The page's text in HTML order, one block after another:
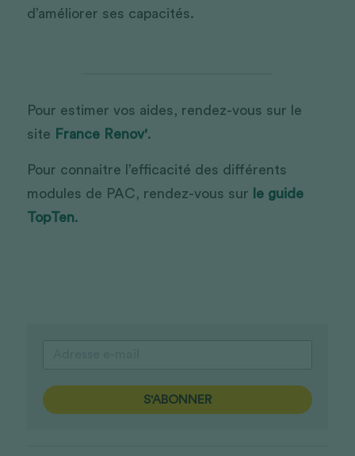
d’améliorer ses capacités.
Pour estimer vos aides, rendez-vous sur le
site France Renov'.
Pour connaitre l’efficacité des différents
modules de PAC, rendez-vous sur
le guide
TopTen.
S'ABONNER